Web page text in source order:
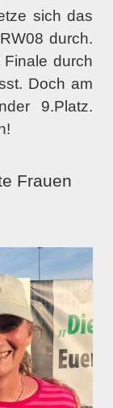
sich das
durch.
durch
Doch am
9.Platz.
Frauen